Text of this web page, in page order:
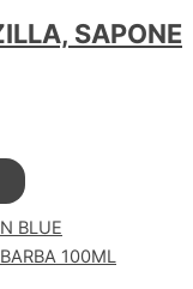
SAPONE